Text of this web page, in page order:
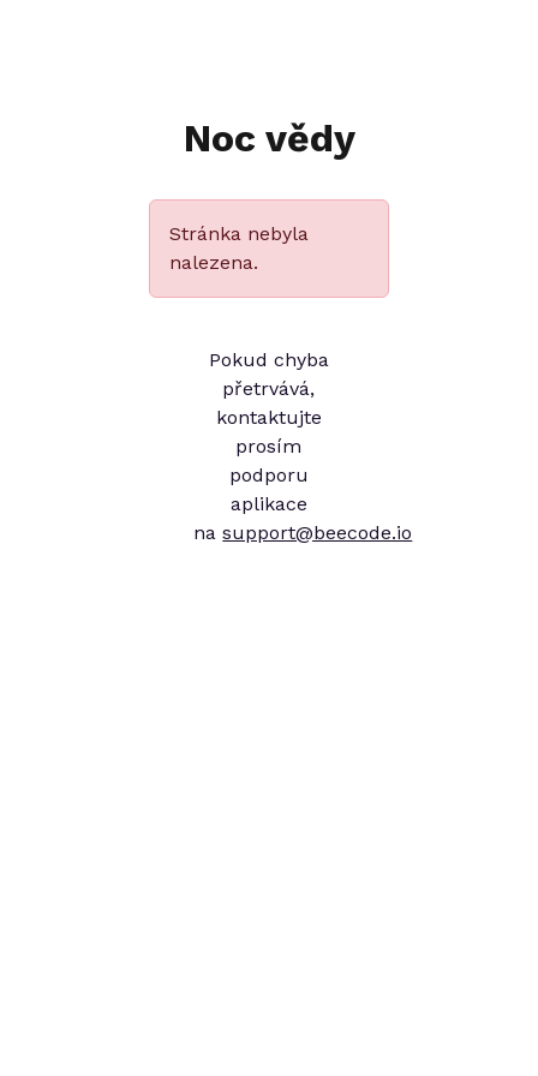
Noc vědy
Stránka nebyla
nalezena.
Pokud chyba
přetrvává,
kontaktujte
prosím
podporu
aplikace
nasupport@beecode.io